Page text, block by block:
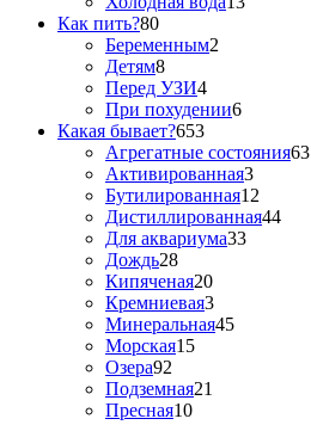
Как пить?80
Беременным2
Детям8
Перед УЗИ4
При похудении6
Какая бывает?653
Агрегатные состояния63
Активированная3
Бутилированная12
Дистиллированная44
Для аквариума33
Дождь28
Кипяченая20
Кремниевая3
Минеральная45
Морская15
Озера92
Подземная21
Пресная10